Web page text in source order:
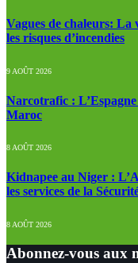
Vagues de chaleurs:
les risques d’incendies
9 AOÛT 2026
Narcotrafic : L’Espagne
Maroc
8 AOÛT 2026
Kidnapee au Niger :
les services de la
8 AOÛT 2026
Abonnez-vous aux